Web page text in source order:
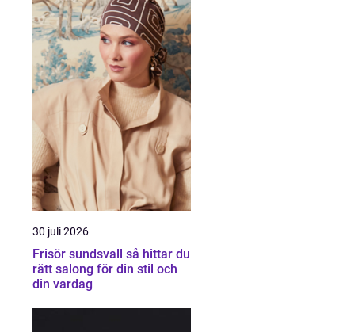
30 juli 2026
Frisör sundsvall så hittar du
rätt salong för din stil och
din vardag